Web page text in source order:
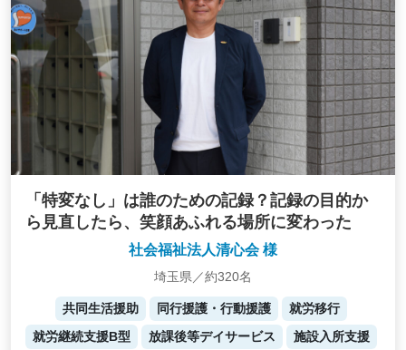
「特変なし」は誰のための記録？記録の目的か
ら見直したら、笑顔あふれる場所に変わった
社会福祉法人清心会 様
埼玉県／約320名
共同生活援助 同行援護・行動援護
就労移行
就労継続支援B型
放課後等デイサービス
施設入所支援